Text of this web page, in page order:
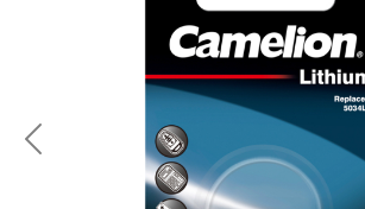
Previous